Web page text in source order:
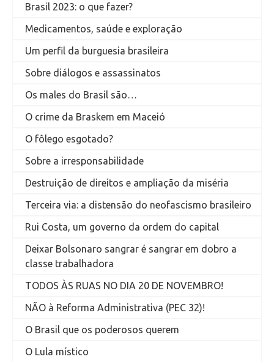
Brasil 2023: o que fazer?
Medicamentos, saúde e exploração
Um perfil da burguesia brasileira
Sobre diálogos e assassinatos
Os males do Brasil são…
O crime da Braskem em Maceió
O fôlego esgotado?
Sobre a irresponsabilidade
Destruição de direitos e ampliação da miséria
Terceira via: a distensão do neofascismo brasileiro
Rui Costa, um governo da ordem do capital
Deixar Bolsonaro sangrar é sangrar em dobro a
classe trabalhadora
TODOS ÀS RUAS NO DIA 20 DE NOVEMBRO!
NÃO à Reforma Administrativa (PEC 32)!
O Brasil que os poderosos querem
O Lula místico